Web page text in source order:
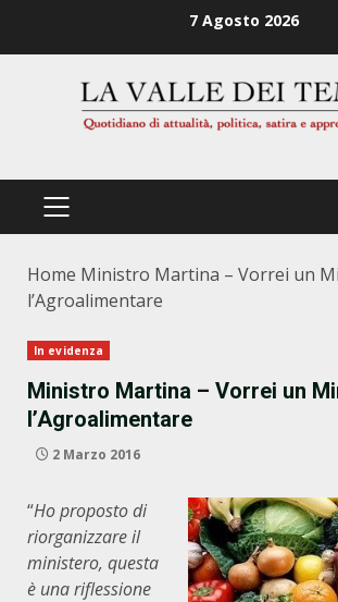
7 Agosto 2026
PRIMÄRES
Home Ministro Martina – Vorrei un
l’Agroalimentare
In evidenza
Ministro Martina – Vorrei un
l’Agroalimentare
2 Marzo 2016
“Ho proposto di
riorganizzare il
ministero, questa
è una riflessione